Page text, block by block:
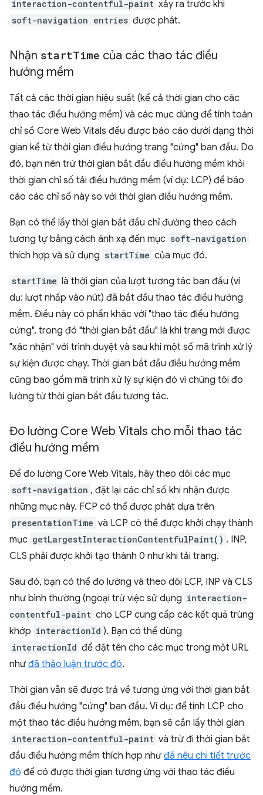
interaction-contentful-paint xảy ra trước khi
soft-navigation entries được phát.
Nhận startTime của các thao tác điều
hướng mềm
Tất cả các thời gian hiệu suất (kể cả thời gian cho các
thao tác điều hướng mềm) và các mục dùng để tính toán
chỉ số Core Web Vitals đều được báo cáo dưới dạng thời
gian kể từ thời gian điều hướng trang "cứng" ban đầu. Do
đó, bạn nên trừ thời gian bắt đầu điều hướng mềm khỏi
thời gian chỉ số tải điều hướng mềm (ví dụ: LCP) để báo
cáo các chỉ số này so với thời gian điều hướng mềm.
Bạn có thể lấy thời gian bắt đầu chỉ đường theo cách
tương tự bằng cách ánh xạ đến mục soft-navigation
thích hợp và sử dụng startTime của mục đó.
startTime là thời gian của lượt tương tác ban đầu (ví
dụ: lượt nhấp vào nút) đã bắt đầu thao tác điều hướng
mềm. Điều này có phần khác với "thao tác điều hướng
cứng", trong đó "thời gian bắt đầu" là khi trang mới được
"xác nhận" với trình duyệt và sau khi một số mã trình xử lý
sự kiện được chạy. Thời gian bắt đầu điều hướng mềm
cũng bao gồm mã trình xử lý sự kiện đó vì chúng tôi đo
lường từ thời gian bắt đầu tương tác.
Đo lường Core Web Vitals cho mỗi thao tác
điều hướng mềm
Để đo lường Core Web Vitals, hãy theo dõi các mục
soft-navigation , đặt lại các chỉ số khi nhận được
những mục này. FCP có thể được phát dựa trên
presentationTime và LCP có thể được khởi chạy thành
mục getLargestInteractionContentfulPaint() . INP,
CLS phải được khởi tạo thành 0 như khi tải trang.
Sau đó, bạn có thể đo lường và theo dõi LCP, INP và CLS
như bình thường (ngoại trừ việc sử dụng interaction-
contentful-paint cho LCP cung cấp các kết quả trùng
khớp interactionId ). Bạn có thể dùng
interactionId để đặt tên cho các mục trong một URL
như đã thảo luận trước đó.
Thời gian vẫn sẽ được trả về tương ứng với thời gian bắt
đầu điều hướng "cứng" ban đầu. Ví dụ: để tính LCP cho
một thao tác điều hướng mềm, bạn sẽ cần lấy thời gian
interaction-contentful-paint và trừ đi thời gian bắt
đầu điều hướng mềm thích hợp như đã nêu chi tiết trước
đó để có được thời gian tương ứng với thao tác điều
hướng mềm.